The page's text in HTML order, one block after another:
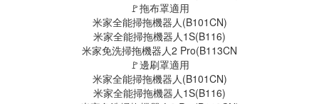
🚩拖布罩適用
米家全能掃拖機器人(B101CN)
米家全能掃拖機器人1S(B116)
米家免洗掃拖機器人2 Pro(B113CN
🚩邊刷罩適用
米家全能掃拖機器人(B101CN)
米家全能掃拖機器人1S(B116)